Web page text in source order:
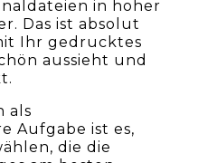
in hoher
Das ist absolut
Ihr gedrucktes
aussieht und
als
Aufgabe ist es,
die die